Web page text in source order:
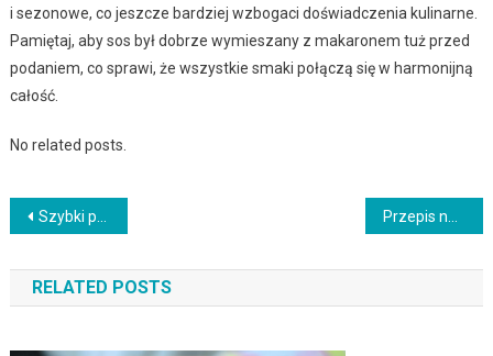
i sezonowe, co jeszcze bardziej wzbogaci doświadczenia kulinarne.
Pamiętaj, aby sos był dobrze wymieszany z makaronem tuż przed
podaniem, co sprawi, że wszystkie smaki połączą się w harmonijną
całość.
No related posts.
Nawigacja
wpisu
Szybki przepis na grillowane szaszłyki z kurczakiem i ananasem
RELATED POSTS